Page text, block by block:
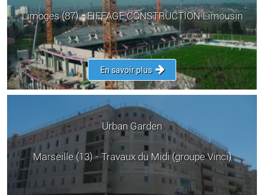
Limoges (87) - EIFFAGE CONSTRUCTION Limousin
En savoir plus
Urban Garden
Marseille (13) - Travaux du Midi (groupe Vinci)